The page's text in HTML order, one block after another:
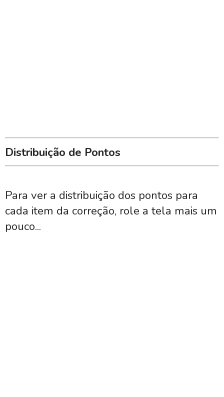
Distribuição de Pontos
Para ver a distribuição dos pontos para
cada item da correção, role a tela mais um
pouco...